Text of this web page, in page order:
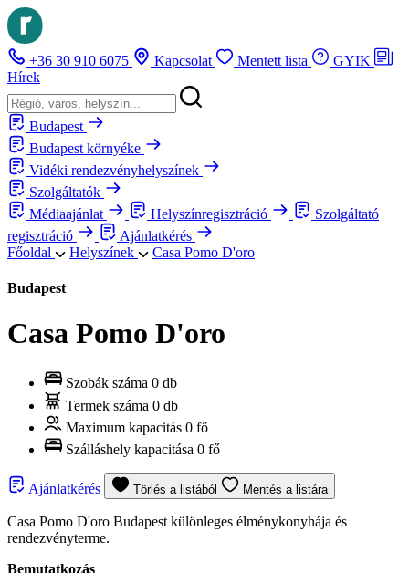
+36 30 910 6075 Kapcsolat Mentett lista
GYIK
Hírek
Budapest
Budapest környéke
Vidéki rendezvényhelyszínek
Szolgáltatók
Médiaajánlat
Helyszínregisztráció
Szolgáltató
regisztráció
Ajánlatkérés
Főoldal
Helyszínek Casa Pomo D'oro
Budapest
Casa Pomo D'oro
Szobák száma 0 db
Termek száma 0 db
Maximum kapacitás 0 fő
Szálláshely kapacitása 0 fő
Ajánlatkérés Törlés a listából Mentés a listára
Casa Pomo D'oro Budapest különleges élménykonyhája és
rendezvényterme.
Bemutatkozás